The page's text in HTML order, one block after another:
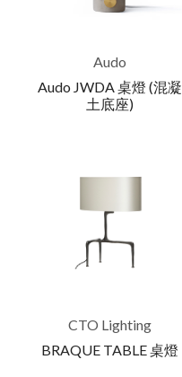
Audo
Audo JWDA 桌燈 (混凝
土底座)
CTO Lighting
BRAQUE TABLE 桌燈